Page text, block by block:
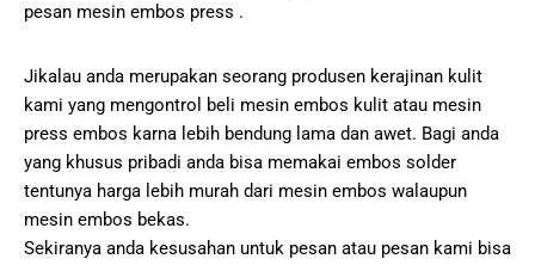
pesan mesin embos press .
Jikalau anda merupakan seorang produsen kerajinan kulit
kami yang mengontrol beli mesin embos kulit atau mesin
press embos karna lebih bendung lama dan awet. Bagi anda
yang khusus pribadi anda bisa memakai embos solder
tentunya harga lebih murah dari mesin embos walaupun
mesin embos bekas.
Sekiranya anda kesusahan untuk pesan atau pesan kami bisa